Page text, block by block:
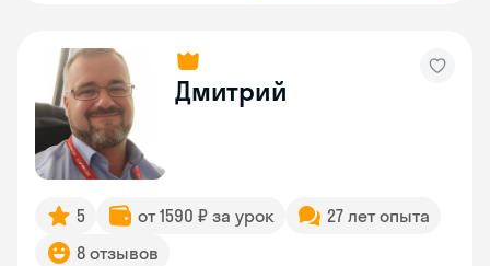
Дмитрий
5 от 1590 ₽ за урок
27 лет опыта
8 отзывов